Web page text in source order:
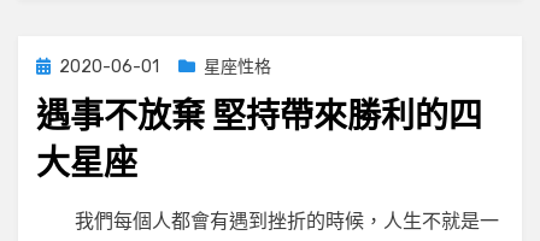
Posted
on
2020-06-01 星座性格
遇事不放棄 堅持帶來勝利的四
大星座
by小編
我們每個人都會有遇到挫折的時候，人生不就是一